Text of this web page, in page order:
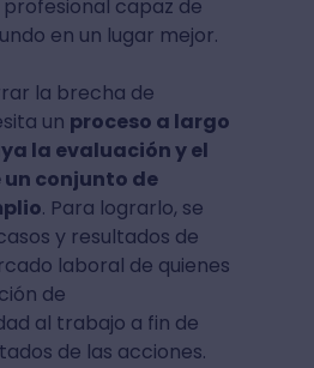
capaz de
en un lugar mejor.
la brecha de
un proceso a largo
la evaluación y el
conjunto de
. Para lograrlo, se
y resultados de
laboral de quienes
de
al trabajo a fin de
de las acciones.